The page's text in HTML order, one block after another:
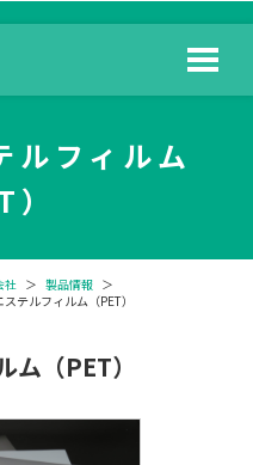
ルフィルム
）
社 ＞ 製品情報 ＞
テルフィルム（PET）
（PET）